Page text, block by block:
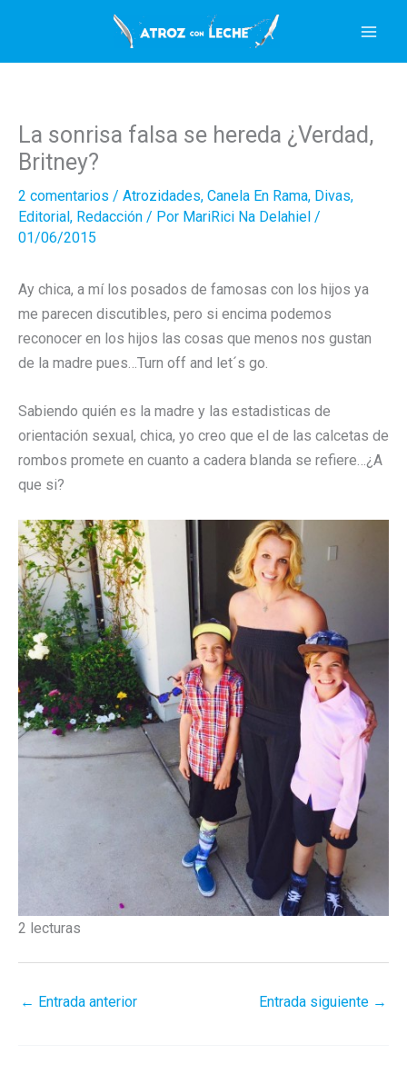
contenido
La sonrisa falsa se hereda ¿Verdad,
Britney?
2 comentarios / Atrozidades, Canela En Rama, Divas,
Editorial, Redacción / Por MariRici Na Delahiel /
01/06/2015
Ay chica, a mí los posados de famosas con los hijos ya
me parecen discutibles, pero si encima podemos
reconocer en los hijos las cosas que menos nos gustan
de la madre pues…Turn off and let´s go.
Sabiendo quién es la madre y las estadisticas de
orientación sexual, chica, yo creo que el de las calcetas de
rombos promete en cuanto a cadera blanda se refiere…¿A
que si?
2 lecturas
← Entrada anterior Entrada siguiente →